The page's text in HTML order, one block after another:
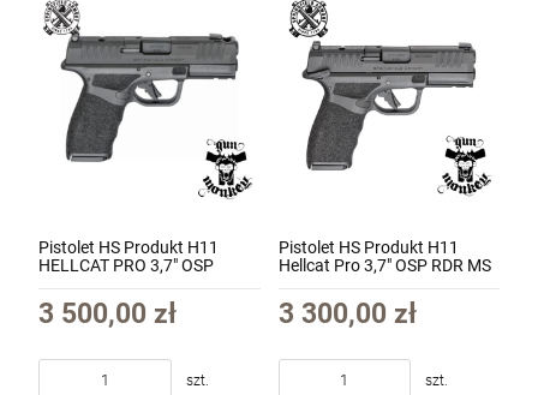
Pistolet HS Produkt H11
HELLCAT PRO 3,7" OSP
kompensatorem) kal.
9x19mm Black (HS-H11-PRO-
3 500,00 zł
szt.
Pistolet HS Produkt H11
Hellcat Pro 3,7" OSP RDR MS
Black (HS-H11-PRO-OSP-MS)
3 300,00 zł
szt.